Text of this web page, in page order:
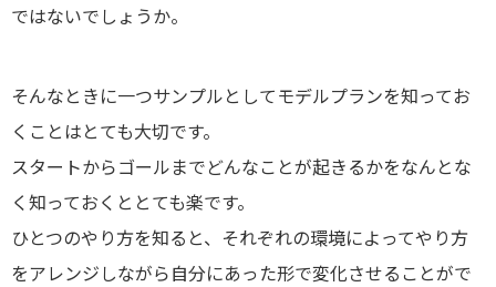
ではないでしょうか。
そんなときに一つサンプルとしてモデルプランを知ってお
くことはとても大切です。
スタートからゴールまでどんなことが起きるかをなんとな
く知っておくととても楽です。
ひとつのやり方を知ると、それぞれの環境によってやり方
をアレンジしながら自分にあった形で変化させることがで